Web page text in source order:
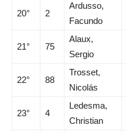
20° 2
Ardusso,
Facundo
21° 75
Alaux,
Sergio
22° 88
Trosset,
Nicolás
23° 4
Ledesma,
Christian